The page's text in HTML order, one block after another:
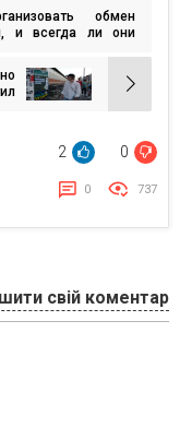
обмен
и всегда ли они
2 0
0 737
свій коментар